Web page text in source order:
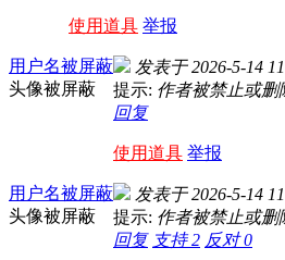
使用道具 举报
用户名被屏蔽
头像被屏蔽
发表于 2026-5-14
提示: 作者被禁止或删
回复
使用道具 举报
用户名被屏蔽
头像被屏蔽
发表于 2026-5-14
提示: 作者被禁止或删
回复 支持2 反对0